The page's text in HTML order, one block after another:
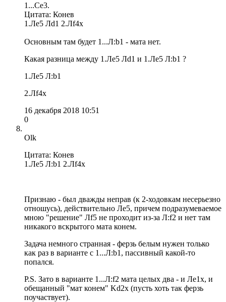
1...Сe3.
Цитата: Конев
1.Ле5 Лd1 2.Лf4x
Основным там будет 1...Л:b1 - мата нет.
Какая разница между 1.Ле5 Лd1 и 1.Ле5 Л:b1 ?
1.Ле5 Л:b1
2.Лf4x
16 декабря 2018 10:51
0
Olk
Цитата: Конев
1.Ле5 Л:b1 2.Лf4x
Признаю - был дважды неправ (к 2-ходовкам несерьезно
отношусь), действительно Лe5, причем подразумеваемое
мною "решение" Лf5 не проходит из-за Л:f2 и нет там
никакого вскрытого мата конем.
Задача немного странная - ферзь белым нужен только
как раз в варианте с 1...Л:b1, пассивный какой-то
попался.
P.S. Зато в варианте 1...Л:f2 мата целых два - и Лe1x, и
обещанный "мат конем" Kd2x (пусть хоть так ферзь
поучаствует).